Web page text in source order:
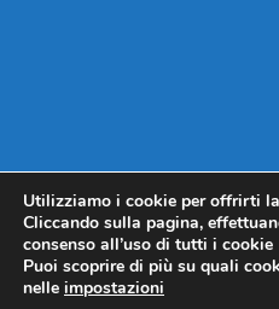
Utilizziamo i cookie per offrirti
Cliccando sulla pagina,
consenso all’uso di tutti i cookie
Puoi scoprire di più su quali
nelle impostazioni